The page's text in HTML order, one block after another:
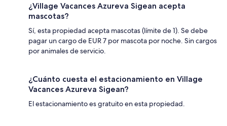
¿Village Vacances Azureva Sigean acepta
mascotas?
Sí, esta propiedad acepta mascotas (límite de 1). Se debe
pagar un cargo de EUR 7 por mascota por noche. Sin cargos
por animales de servicio.
¿Cuánto cuesta el estacionamiento en Village
Vacances Azureva Sigean?
El estacionamiento es gratuito en esta propiedad.